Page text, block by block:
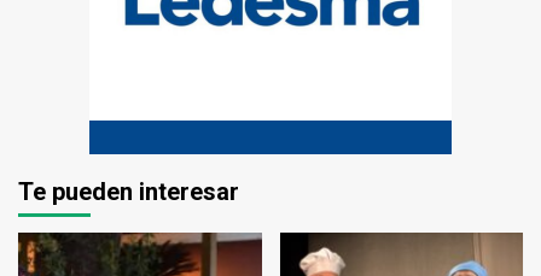
Te pueden interesar